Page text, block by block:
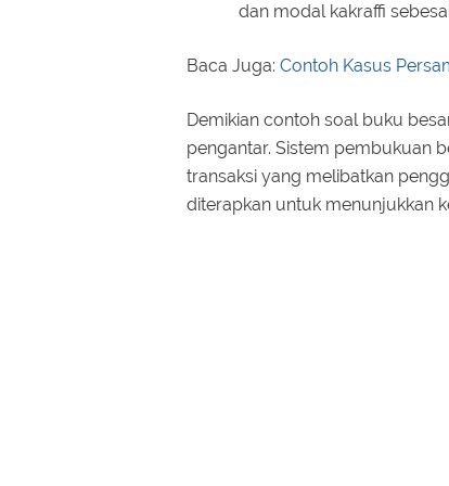
dan modal kakraffi
Baca Juga: Contoh Kasus
Demikian contoh soal buku
pengantar. Sistem pembukuan
transaksi yang melibatkan
diterapkan untuk menunjukkan